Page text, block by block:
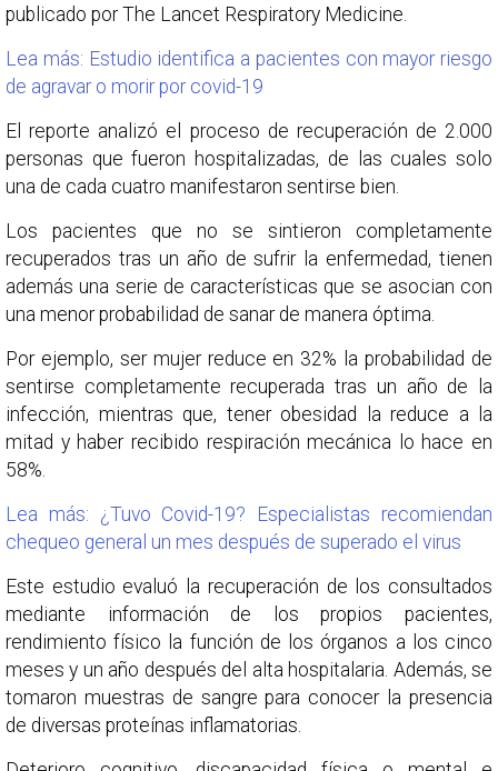
publicado por The Lancet Respiratory Medicine.
Lea más: Estudio identifica a pacientes con mayor riesgo
de agravar o morir por covid-19
El reporte analizó el proceso de recuperación de 2.000
personas que fueron hospitalizadas, de las cuales solo
una de cada cuatro manifestaron sentirse bien.
Los pacientes que no se sintieron completamente
recuperados tras un año de sufrir la enfermedad, tienen
además una serie de características que se asocian con
una menor probabilidad de sanar de manera óptima.
Por ejemplo, ser mujer reduce en 32% la probabilidad de
sentirse completamente recuperada tras un año de la
infección, mientras que, tener obesidad la reduce a la
mitad y haber recibido respiración mecánica lo hace en
58%.
Lea más: ¿Tuvo Covid-19? Especialistas recomiendan
chequeo general un mes después de superado el virus
Este estudio evaluó la recuperación de los consultados
mediante información de los propios pacientes,
rendimiento físico la función de los órganos a los cinco
meses y un año después del alta hospitalaria. Además, se
tomaron muestras de sangre para conocer la presencia
de diversas proteínas inflamatorias.